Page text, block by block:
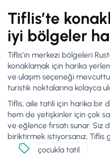
Tiflis’te
iyi bölgeler
Tiflis’in merkezi bölgeleri
konaklamak için harika
ve ulaşım seçeneği
turistik noktalarına kolayca
Tiflis, aile tatili için harika bir
hem de yetişkinler için çok
ve eğlence fırsatı sunar. Siz
biriktirmek istiyorsanız, Tiflis
çocukla tatil